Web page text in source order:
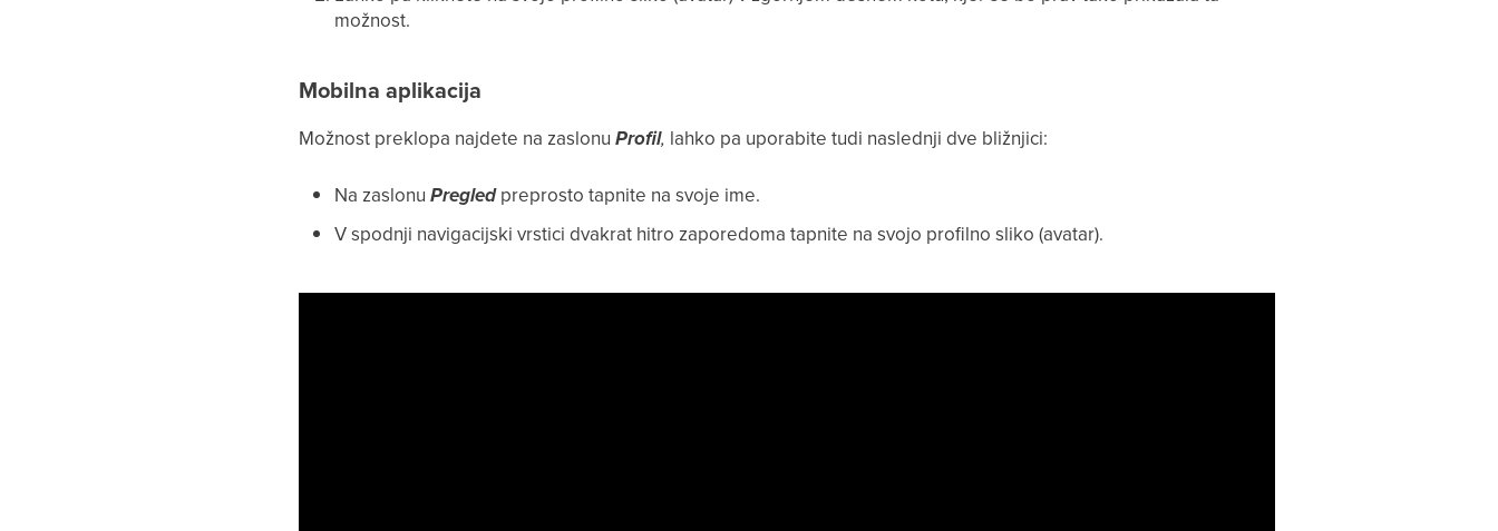
možnost.
Mobilna aplikacija
Možnost preklopa najdete na zaslonuProfil, lahko pa uporabite tudi naslednji dve bližnjici:
Na zaslonuPregled preprosto tapnite na svoje ime.
V spodnji navigacijski vrstici dvakrat hitro zaporedoma tapnite na svojo profilno sliko (avatar).